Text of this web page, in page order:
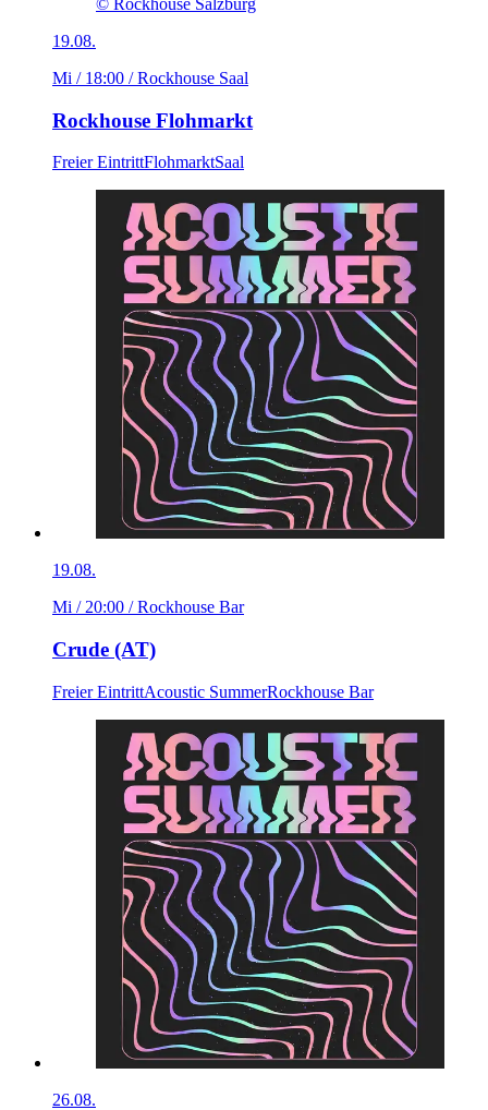
© Rockhouse Salzburg
19.08.
Mi / 18:00 / Rockhouse Saal
Rockhouse Flohmarkt
Freier EintrittFlohmarktSaal
19.08.
Mi / 20:00 / Rockhouse Bar
Crude (AT)
Freier EintrittAcoustic SummerRockhouse Bar
26.08.